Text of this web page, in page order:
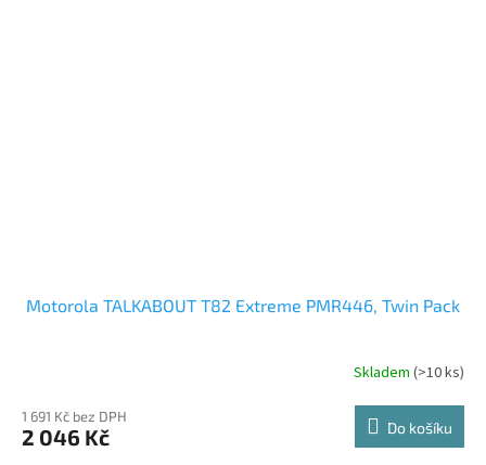
Motorola TALKABOUT T82 Extreme PMR446, Twin Pack
produktu
je
Skladem(>10 ks)
1 691 Kč bez DPH
2 046 Kč Do košíku